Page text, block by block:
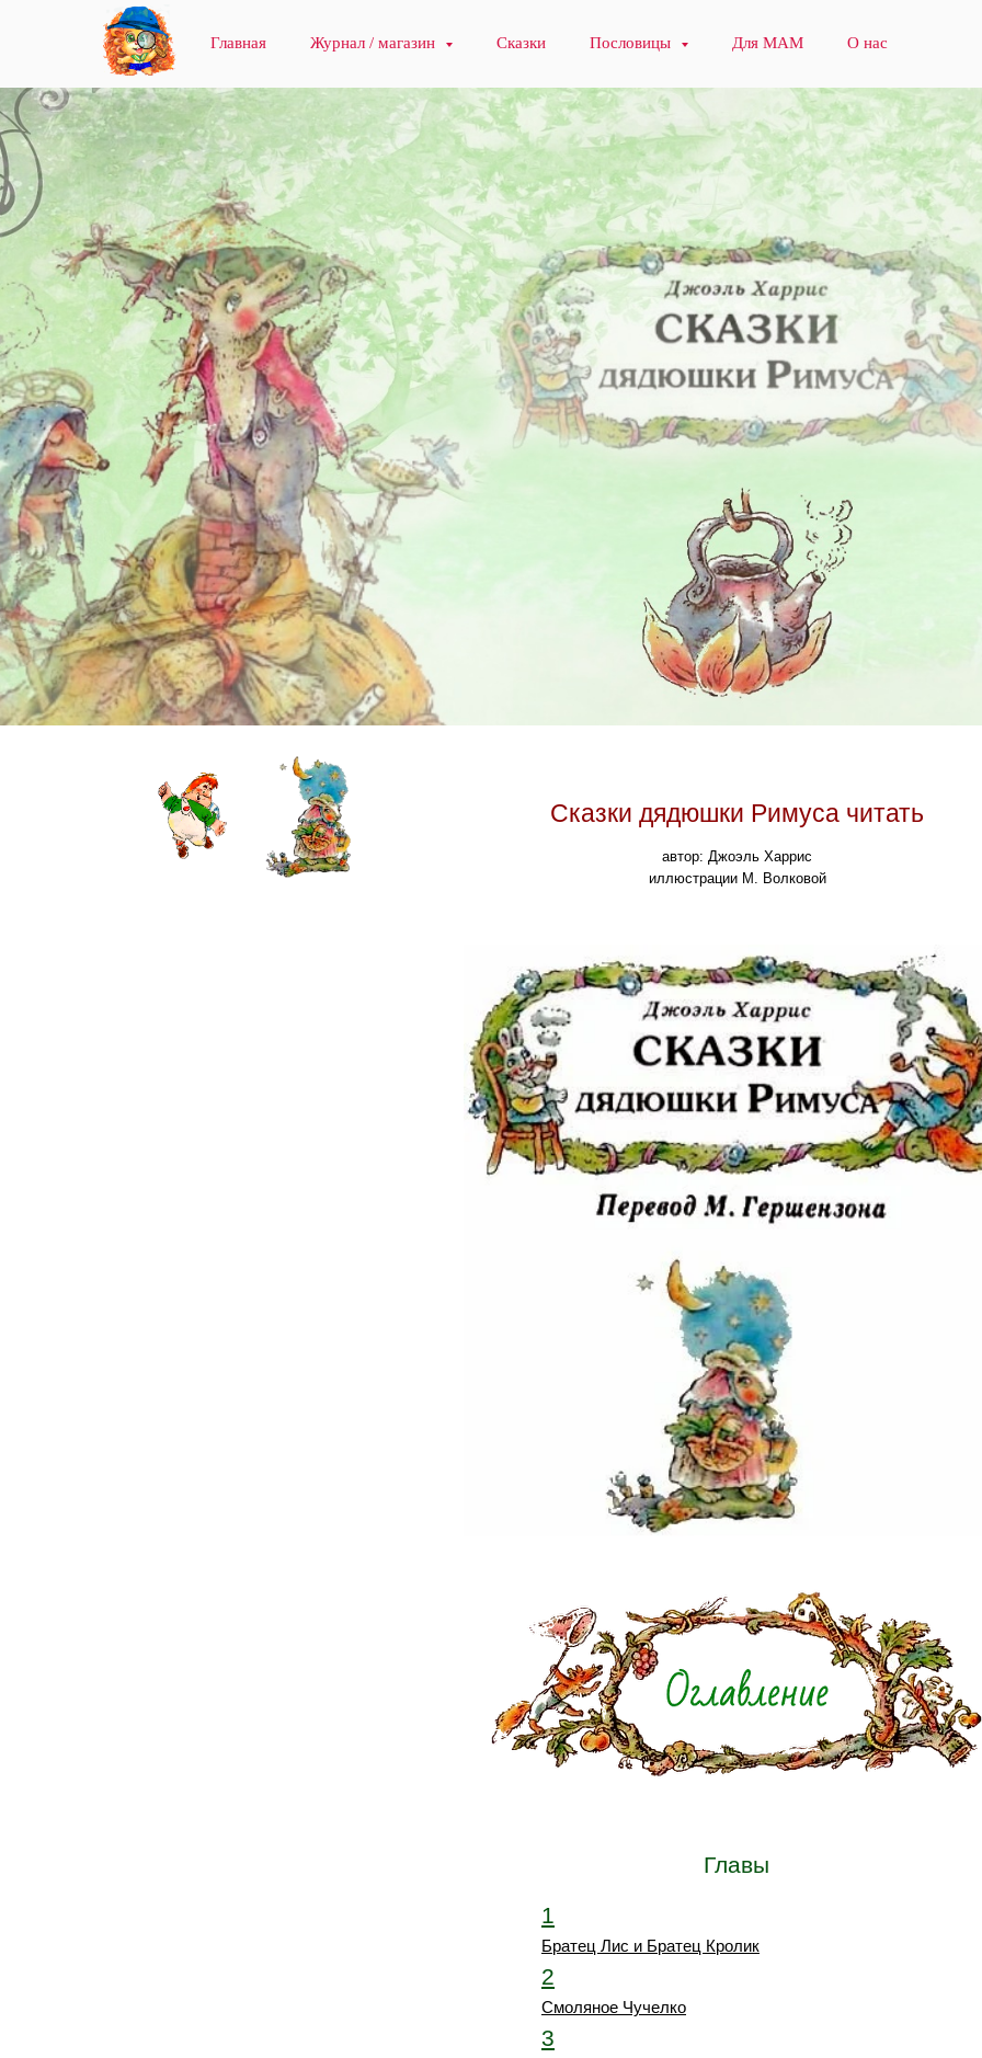
Главная Журнал / магазин Сказки Пословицы Для МАМ О нас
Сказки дядюшки Римуса читать
автор: Джоэль Харрис
иллюстрации М. Волковой
Братец Лис и Братец Кролик
1
Смоляное Чучелко
2
3
Главы